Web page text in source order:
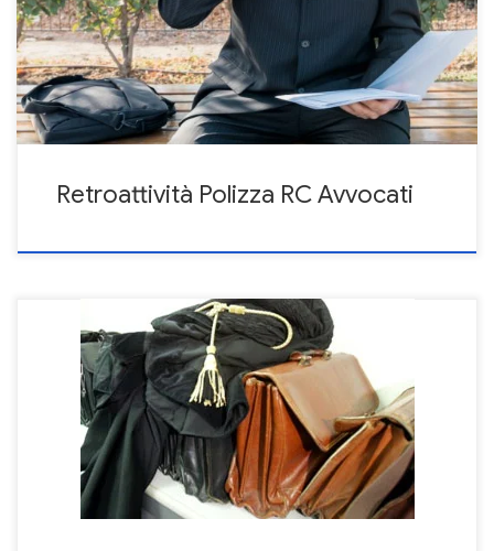
intende che la polizza professionale stipulata oggi dà copertura
anche alle prestazioni professionali svolte nel passato. Come
funziona […]
Retroattività Polizza RC Avvocati
Nuovo decreto legislativo: obbligo di copertura assicurativa RC Il
decreto Orlando: nuove regole per il 2017 In seguito al nuovo
decreto legislativo del 22 Settembre 2016 cambiano le condizioni
assicurative a copertura della polizza rc professionale avvocati e
degli infortuni derivanti dall’esercizio della professione.
L’assicurazione dovrà prevedere la copertura della responsabilità